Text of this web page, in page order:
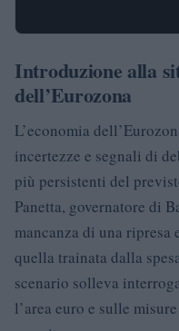
Introduzione alla
dell’Eurozona
L’economia
incertezze e segnali di
più persistenti del
Panetta, governatore di
mancanza di una
quella trainata dalla
scenario solleva
l’area euro e sulle